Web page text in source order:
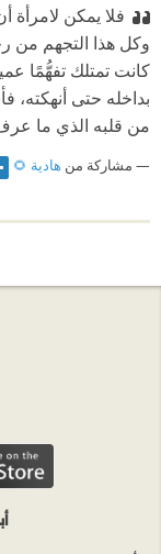
فلا يمكن
وكل هذا التجهم من
كانت تمتلك تفهُّمًا
بداخله حتى
من قلبه الذي ما
مشاركة من هادية 🌻